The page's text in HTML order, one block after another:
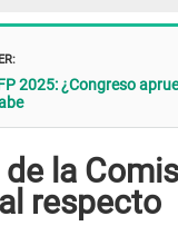
2025: ¿Congreso
la
respecto